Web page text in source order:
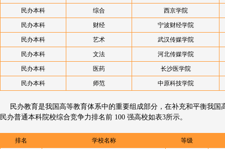
民办本科 综合 西京学院
民办本科 财经 宁波财经学院
民办本科 艺术 武汉传媒学院
民办本科 文法 河北传媒学院
民办本科 医药 长沙医学院
民办本科 师范 中原科技学院
民办教育是我国高等教育体系中的重要组成部分，在补充和平衡我国
民办普通本科院校综合竞争力排名前 100 强高校如表3所示。
排名 学校名称 等级